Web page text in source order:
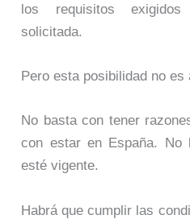
los requisitos
solicitada.
Pero esta posibilidad no es
No basta con tener
con estar en España. No
esté vigente.
Habrá que cumplir las